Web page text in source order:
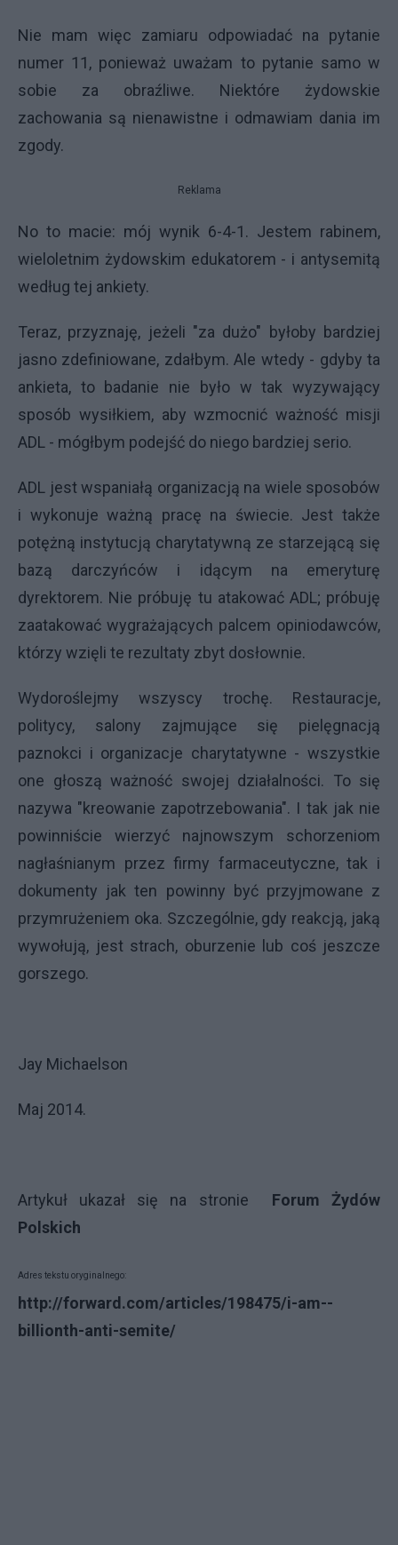
Nie mam więc zamiaru odpowiadać na pytanie
numer 11, ponieważ uważam to pytanie samo w
sobie za obraźliwe. Niektóre żydowskie
zachowania są nienawistne i odmawiam dania im
zgody.
Reklama
No to macie: mój wynik 6-4-1. Jestem rabinem,
wieloletnim żydowskim edukatorem - i antysemitą
według tej ankiety.
Teraz, przyznaję, jeżeli "za dużo" byłoby bardziej
jasno zdefiniowane, zdałbym. Ale wtedy - gdyby ta
ankieta, to badanie nie było w tak wyzywający
sposób wysiłkiem, aby wzmocnić ważność misji
ADL - mógłbym podejść do niego bardziej serio.
ADL jest wspaniałą organizacją na wiele sposobów
i wykonuje ważną pracę na świecie. Jest także
potężną instytucją charytatywną ze starzejącą się
bazą darczyńców i idącym na emeryturę
dyrektorem. Nie próbuję tu atakować ADL; próbuję
zaatakować wygrażających palcem opiniodawców,
którzy wzięli te rezultaty zbyt dosłownie.
Wydoroślejmy wszyscy trochę. Restauracje,
politycy, salony zajmujące się pielęgnacją
paznokci i organizacje charytatywne - wszystkie
one głoszą ważność swojej działalności. To się
nazywa "kreowanie zapotrzebowania". I tak jak nie
powinniście wierzyć najnowszym schorzeniom
nagłaśnianym przez firmy farmaceutyczne, tak i
dokumenty jak ten powinny być przyjmowane z
przymrużeniem oka. Szczególnie, gdy reakcją, jaką
wywołują, jest strach, oburzenie lub coś jeszcze
gorszego.
Jay Michaelson
Maj 2014.
Artykuł ukazał się na stronie Forum Żydów
Polskich
Adres tekstu oryginalnego:
http://forward.com/articles/198475/i-am--
billionth-anti-semite/